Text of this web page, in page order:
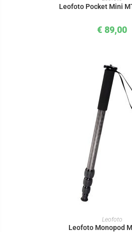
Leofoto Pocket Mini
€ 89,00
IN DENLeofoto
Leofoto Monopod